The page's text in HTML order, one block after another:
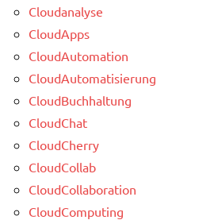
Cloudanalyse
CloudApps
CloudAutomation
CloudAutomatisierung
CloudBuchhaltung
CloudChat
CloudCherry
CloudCollab
CloudCollaboration
CloudComputing